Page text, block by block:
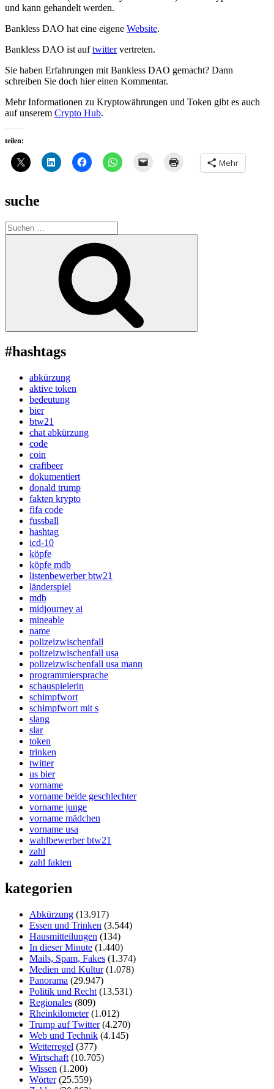
und kann gehandelt werden.
Bankless DAO hat eine eigene Website.
Bankless DAO ist auftwittervertreten.
Sie haben Erfahrungen mit Bankless DAO gemacht? Dann
schreiben Sie doch hier einen Kommentar.
Mehr Informationen zu Kryptowährungen und Token gibt es auch
auf unserem Crypto Hub.
teilen:
Mehr
suche
Suche
nach:
#hashtags
abkürzung
aktive token
bedeutung
bier
btw21
chat abkürzung
code
coin
craftbeer
dokumentiert
donald trump
fakten krypto
fifa code
fussball
hashtag
icd-10
köpfe
köpfe mdb
listenbewerber btw21
länderspiel
mdb
midjourney ai
mineable
name
polizeizwischenfall
polizeizwischenfall usa
polizeizwischenfall usa mann
programmiersprache
schauspielerin
schimpfwort
schimpfwort mit s
slang
slar
token
trinken
twitter
us bier
vorname
vorname beide geschlechter
vorname junge
vorname mädchen
vorname usa
wahlbewerber btw21
zahl
zahl fakten
kategorien
Abkürzung (13.917)
Essen und Trinken (3.544)
Hausmitteilungen (134)
In dieser Minute (1.440)
Mails, Spam, Fakes (1.374)
Medien und Kultur(1.078)
Panorama (29.947)
Politik und Recht (13.531)
Regionales (809)
Rheinkilometer(1.012)
Trump auf Twitter(4.270)
Web und Technik (4.145)
Wetterregel (377)
Wirtschaft (10.705)
Wissen (1.200)
Wörter(25.559)